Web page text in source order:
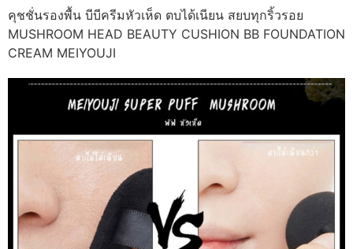
คุชชั่นรองพื้น บีบีครีมหัวเห็ด ตบได้เนียน สยบทุกริ้วรอย
MUSHROOM HEAD BEAUTY CUSHION BB FOUNDATION
CREAM MEIYOUJI